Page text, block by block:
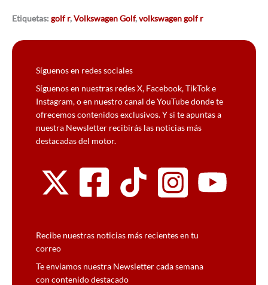
Etiquetas: golf r,Volkswagen Golf,volkswagen golf r
Síguenos en redes sociales
Síguenos en nuestras redes X, Facebook, TikTok e
Instagram, o en nuestro canal de YouTube donde te
ofrecemos contenidos exclusivos. Y si te apuntas a
nuestra Newsletter recibirás las noticias más
destacadas del motor.
Recibe nuestras noticias más recientes en tu
correo
Te enviamos nuestra Newsletter cada semana
con contenido destacado